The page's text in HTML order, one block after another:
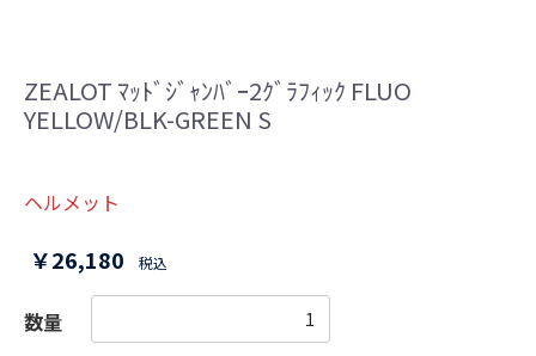
ZEALOT ﾏｯﾄﾞｼﾞｬﾝﾊﾞｰ2ｸﾞﾗﾌｨｯｸ FLUO
YELLOW/BLK-GREEN S
ヘルメット
￥26,180 税込
数量